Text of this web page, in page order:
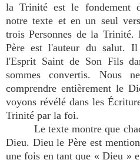
la Trinité est le fondement
notre texte et en un seul
trois Personnes de la
Père est l'auteur du salut.
l'Esprit Saint de Son Fils
sommes convertis. Nous
comprendre entièrement le
voyons révélé dans les
Trinité par la foi.
Le texte montre que
Dieu. Dieu le Père est
une fois en tant que « Dieu »